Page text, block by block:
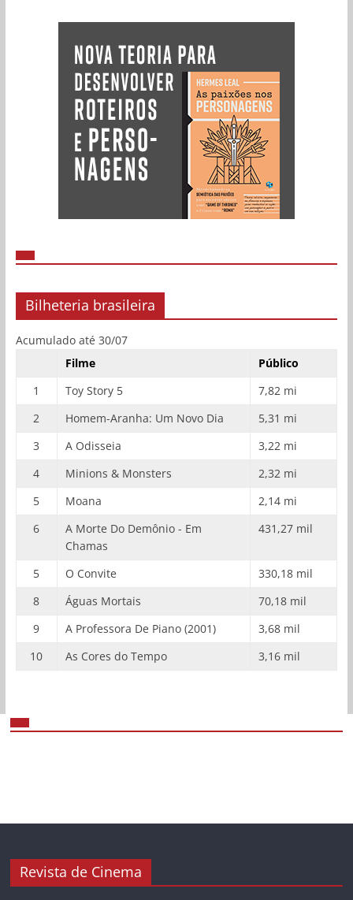
Bilheteria brasileira
Acumulado até 30/07
Filme
Público
1
Toy Story 5
7,82 mi
2
Homem-Aranha: Um Novo Dia
5,31 mi
3
A Odisseia
3,22 mi
4
Minions & Monsters
2,32 mi
5
Moana
2,14 mi
6
A Morte Do Demônio - Em
Chamas
431,27 mil
5 O Convite
330,18 mil
8
Águas Mortais
70,18 mil
9
A Professora De Piano (2001)
3,68 mil
10
As Cores do Tempo 3,16 mil
Revista de Cinema